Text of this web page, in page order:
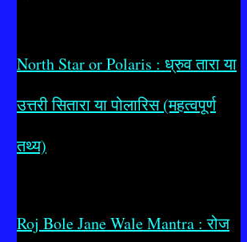
North Star or Polaris : ध्रुव तारा या
उत्तरी सितारा या पोलारिस (महत्वपूर्ण
तथ्य)
Roj Bole Jane Wale Mantra : रोज